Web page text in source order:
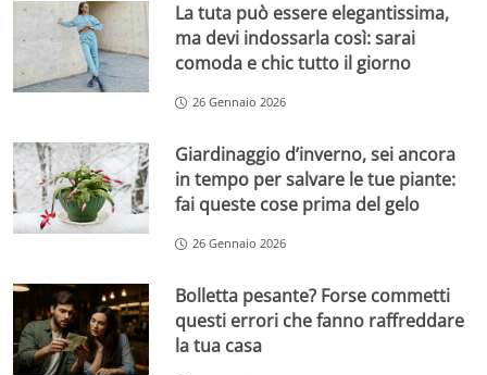
La tuta può essere elegantissima,
ma devi indossarla così: sarai
comoda e chic tutto il giorno
26 Gennaio 2026
Giardinaggio d’inverno, sei ancora
in tempo per salvare le tue piante:
fai queste cose prima del gelo
26 Gennaio 2026
Bolletta pesante? Forse commetti
questi errori che fanno raffreddare
la tua casa